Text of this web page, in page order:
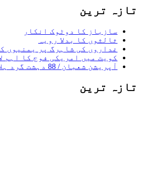
تازہ ترین
سازباز کا دوٹوک انکار
ثالثوں کا بدلا رویہ
غداروں کی شاہرگ پر یمنیوں
کویت میں امریکی فوج کا اہم
آپریشن شعبان / 88 دہشت گرد ہلاک
تازہ ترین